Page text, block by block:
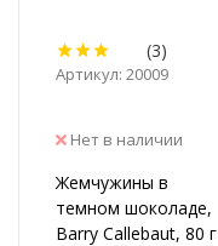
(3)
Артикул: 20009
Нет в наличии
Жемчужины в
темном шоколаде,
Barry Callebaut, 80 г